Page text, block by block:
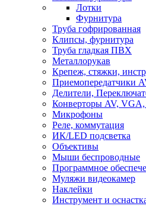
Лотки
Фурнитура
Труба гофрированная
Клипсы, фурнитура
Труба гладкая ПВХ
Металлорукав
Крепеж, стяжки,
Приемопередатчики
Делители,
Конверторы AV,
Микрофоны
Реле, коммутация
ИК/LED подсветка
Объективы
Мыши беспроводные
Программное
Муляжи видеокамер
Наклейки
Инструмент и